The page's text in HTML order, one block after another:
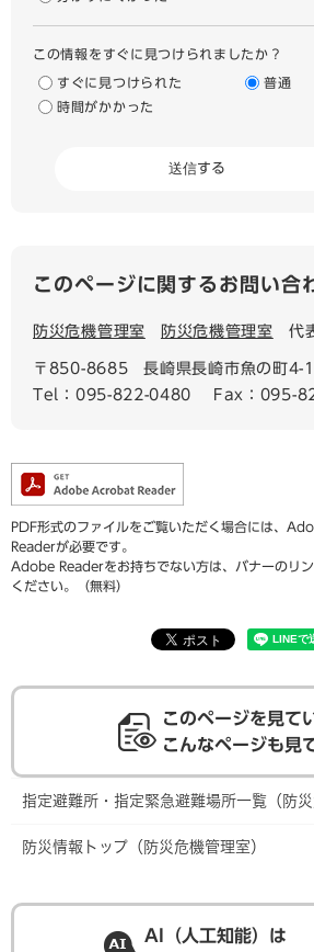
この情報をすぐに見つけられましたか？
すぐに見つけられた
普通
時間がかかった
このページに関するお問い合
防災危機管理室 防災危機管理室 代
〒850-8685
長崎県長崎市魚の町4-1
Tel：095-822-0480
Fax：095-
PDF形式のファイルをご覧いただく場合には、
Readerが必要です。
Adobe Readerをお持ちでない方は、バナーのリ
ください。（無料）
このページを見て
こんなページも見
指定避難所・指定緊急避難場所一覧（防災
防災情報トップ（防災危機管理室）
AI（人工知能）は